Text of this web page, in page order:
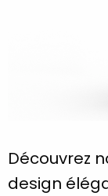
Découvrez
design